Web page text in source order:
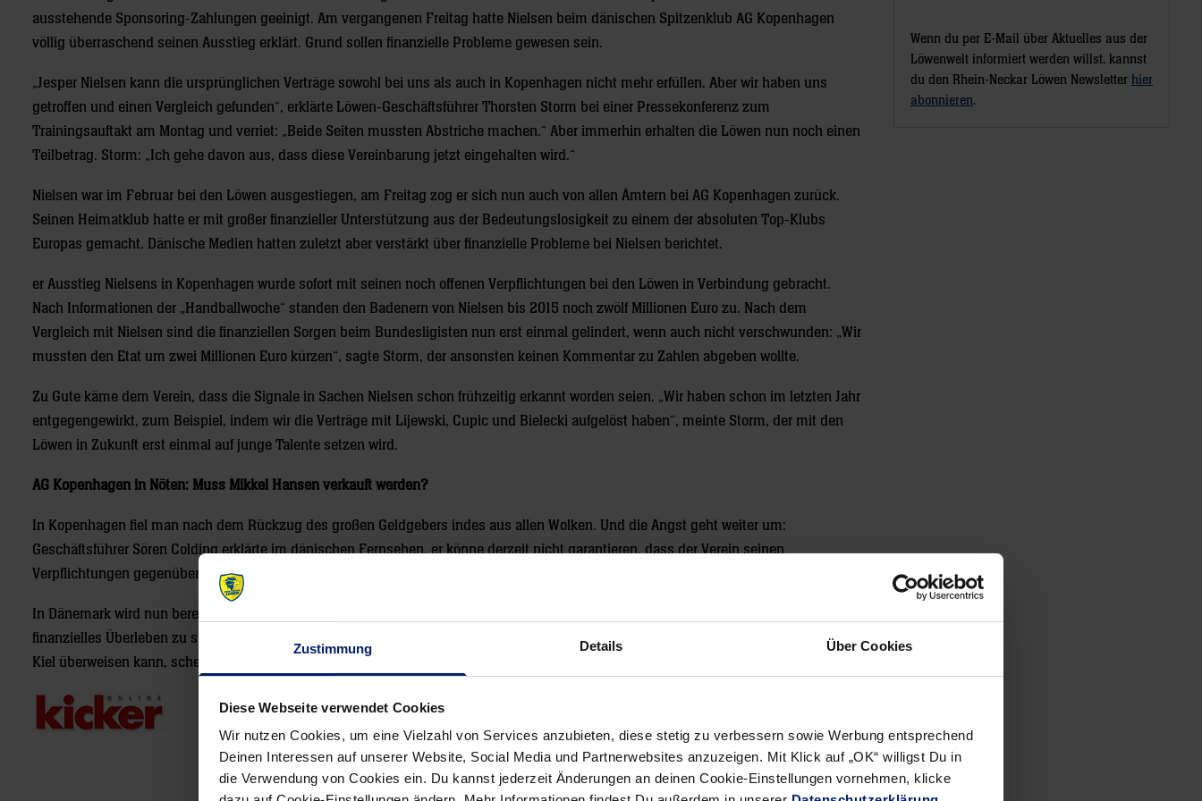
Zustimmung Details Über Cookies
Diese Webseite verwendet Cookies
Wir nutzen Cookies, um eine Vielzahl von Services anzubieten, diese stetig zu verbessern sowie Werbung entsprechend
Deinen Interessen auf unserer Website, Social Media und Partnerwebsites anzuzeigen. Mit Klick auf „OK“ willigst Du in
die Verwendung von Cookies ein. Du kannst jederzeit Änderungen an deinen Cookie-Einstellungen vornehmen, klicke
ausstehende Sponsoring-Zahlungen geeinigt. Am vergangenen Freitag hatte Nielsen beim dänischen Spitzenklub AG Kopenhagen
völlig überraschend seinen Ausstieg erklärt. Grund sollen finanzielle Probleme gewesen sein.
„Jesper Nielsen kann die ursprünglichen Verträge sowohl bei uns als auch in Kopenhagen nicht mehr erfüllen. Aber wir haben uns
getroffen und einen Vergleich gefunden“, erklärte Löwen-Geschäftsführer Thorsten Storm bei einer Pressekonferenz zum
Trainingsauftakt am Montag und verriet: „Beide Seiten mussten Abstriche machen.“ Aber immerhin erhalten die Löwen nun noch einen
Teilbetrag. Storm: „Ich gehe davon aus, dass diese Vereinbarung jetzt eingehalten wird.“
Nielsen war im Februar bei den Löwen ausgestiegen, am Freitag zog er sich nun auch von allen Ämtern bei AG Kopenhagen zurück.
Seinen Heimatklub hatte er mit großer finanzieller Unterstützung aus der Bedeutungslosigkeit zu einem der absoluten Top-Klubs
Europas gemacht. Dänische Medien hatten zuletzt aber verstärkt über finanzielle Probleme bei Nielsen berichtet.
er Ausstieg Nielsens in Kopenhagen wurde sofort mit seinen noch offenen Verpflichtungen bei den Löwen in Verbindung gebracht.
Nach Informationen der „Handballwoche“ standen den Badenern von Nielsen bis 2015 noch zwölf Millionen Euro zu. Nach dem
Vergleich mit Nielsen sind die finanziellen Sorgen beim Bundesligisten nun erst einmal gelindert, wenn auch nicht verschwunden: „Wir
mussten den Etat um zwei Millionen Euro kürzen“, sagte Storm, der ansonsten keinen Kommentar zu Zahlen abgeben wollte.
Zu Gute käme dem Verein, dass die Signale in Sachen Nielsen schon frühzeitig erkannt worden seien. „Wir haben schon im letzten Jahr
entgegengewirkt, zum Beispiel, indem wir die Verträge mit Lijewski, Cupic und Bielecki aufgelöst haben“, meinte Storm, der mit den
Löwen in Zukunft erst einmal auf junge Talente setzen wird.
AG Kopenhagen in Nöten: Muss Mikkel Hansen verkauft werden?
In Kopenhagen fiel man nach dem Rückzug des großen Geldgebers indes aus allen Wolken. Und die Angst geht weiter um:
Geschäftsführer Sören Colding erklärte im dänischen Fernsehen, er könne derzeit nicht garantieren, dass der Verein seinen
Verpflichtungen gegenüber den Spielern nachkommen könne. Man sei derzeit auf der Suche nach einem neuen Sponsor.
In Dänemark wird nun bereits kräftig spekuliert, dass die Kopenhagener ihren Superstar Mikkel Hansen verkaufen müssen, um ihr
finanzielles Überleben zu sichern. Auch ob der Klub die Ablösesumme für den vorzeitigen Wechsel von Kim Andersson an den THW
Kiel überweisen kann, scheint derzeit fraglich zu sein.
Wenn du per E-Mail über Aktuelles aus der
Löwenwelt informiert werden willst, kannst
du den Rhein-Neckar Löwen Newsletter hier
abonnieren.
Alle News anzeigen